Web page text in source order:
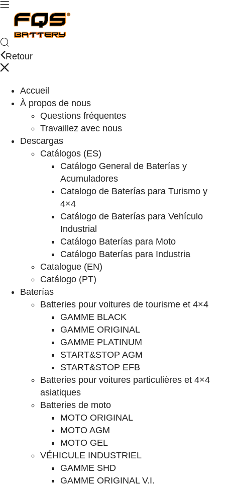
Retour
Accueil
À propos de nous
Questions fréquentes
Travaillez avec nous
Descargas
Catálogos (ES)
Catálogo General de Baterías y
Acumuladores
Catalogo de Baterías para Turismo y
4×4
Catálogo de Baterías para Vehículo
Industrial
Catálogo Baterías para Moto
Catálogo Baterías para Industria
Catalogue (EN)
Catálogo (PT)
Baterías
Batteries pour voitures de tourisme et 4×4
GAMME BLACK
GAMME ORIGINAL
GAMME PLATINUM
START&STOP AGM
START&STOP EFB
Batteries pour voitures particulières et 4×4
asiatiques
Batteries de moto
MOTO ORIGINAL
MOTO AGM
MOTO GEL
VÉHICULE INDUSTRIEL
GAMME SHD
GAMME ORIGINAL V.I.